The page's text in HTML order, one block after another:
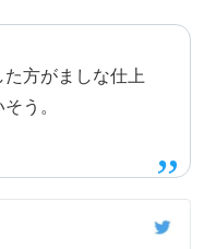
方がましな仕上
う。